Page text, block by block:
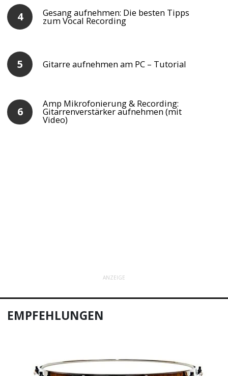
Gesang aufnehmen: Die besten Tipps
zum Vocal Recording
Gitarre aufnehmen am PC – Tutorial
Amp Mikrofonierung & Recording:
Gitarrenverstärker aufnehmen (mit
Video)
ANZEIGE
EMPFEHLUNGEN